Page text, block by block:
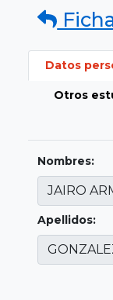
Datos
Otros
Nombres:
Apellidos: